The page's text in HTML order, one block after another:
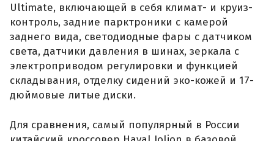
Ultimate, включающей в себя климат- и круиз-
контроль, задние парктроники с камерой
заднего вида, светодиодные фары с датчиком
света, датчики давления в шинах, зеркала с
электроприводом регулировки и функцией
складывания, отделку сидений эко-кожей и 17-
дюймовые литые диски.
Для сравнения, самый популярный в России